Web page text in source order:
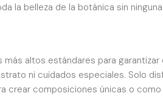
la belleza de la botánica sin
más altos estándares para garantizar
ni cuidados especiales. Solo
crear composiciones únicas o